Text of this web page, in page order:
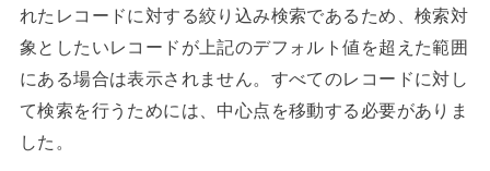
れたレコードに対する絞り込み検索であるため、検索対
象としたいレコードが上記のデフォルト値を超えた範囲
にある場合は表示されません。すべてのレコードに対し
て検索を行うためには、中心点を移動する必要がありま
した。